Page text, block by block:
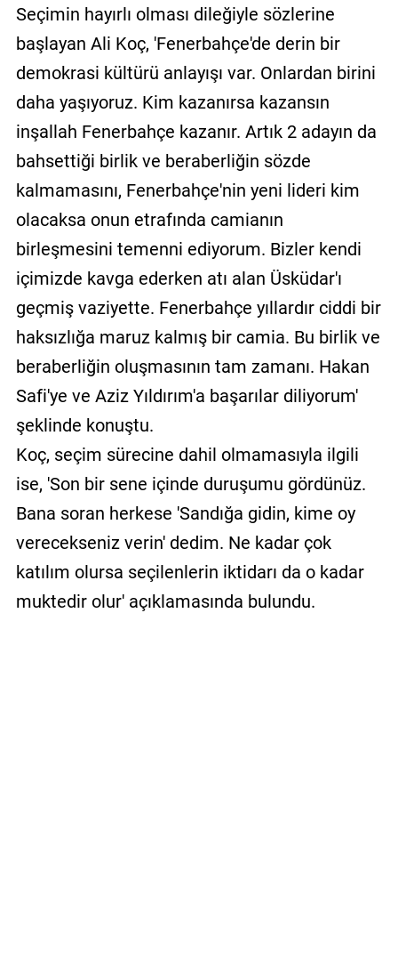
Seçimin hayırlı olması dileğiyle sözlerine
başlayan Ali Koç, 'Fenerbahçe'de derin bir
demokrasi kültürü anlayışı var. Onlardan birini
daha yaşıyoruz. Kim kazanırsa kazansın
inşallah Fenerbahçe kazanır. Artık 2 adayın da
bahsettiği birlik ve beraberliğin sözde
kalmamasını, Fenerbahçe'nin yeni lideri kim
olacaksa onun etrafında camianın
birleşmesini temenni ediyorum. Bizler kendi
içimizde kavga ederken atı alan Üsküdar'ı
geçmiş vaziyette. Fenerbahçe yıllardır ciddi bir
haksızlığa maruz kalmış bir camia. Bu birlik ve
beraberliğin oluşmasının tam zamanı. Hakan
Safi'ye ve Aziz Yıldırım'a başarılar diliyorum'
şeklinde konuştu.
Koç, seçim sürecine dahil olmamasıyla ilgili
ise, 'Son bir sene içinde duruşumu gördünüz.
Bana soran herkese 'Sandığa gidin, kime oy
verecekseniz verin' dedim. Ne kadar çok
katılım olursa seçilenlerin iktidarı da o kadar
muktedir olur' açıklamasında bulundu.